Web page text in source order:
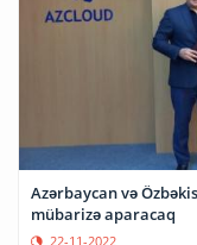
Azərbaycan və
mübarizə aparacaq
22-11-2022